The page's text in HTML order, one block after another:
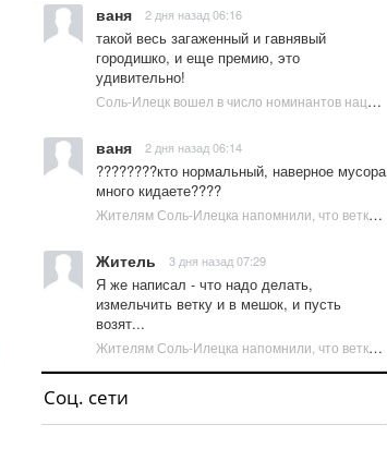
ваня 2 дня назад 06:16
такой весь загаженный и гавнявый
городишко, и еще премию, это
удивительно!
Соль-Илецк вошел в число номинантов национальной туристической премии Russian Traveler Awards | Новости Соль-Илецка
ваня 2 дня назад 06:14
????????кто нормальный, наверное мусора
много кидаете????
Жителям Соль-Илецка напомнили, что ветки от деревьев нельзя оставлять на площадках ТКО | Новости Соль-Илецка
Житель 3 дня назад 07:29
Я же написал - что надо делать,
измельчить ветку и в мешок, и пусть
возят...
Жителям Соль-Илецка напомнили, что ветки от деревьев нельзя оставлять на площадках ТКО | Новости Соль-Илецка
Соц. сети